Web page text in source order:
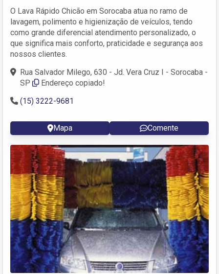
O Lava Rápido Chicão em Sorocaba atua no ramo de
lavagem, polimento e higienização de veículos, tendo
como grande diferencial atendimento personalizado, o
que significa mais conforto, praticidade e segurança aos
nossos clientes.
Rua Salvador Milego, 630 - Jd. Vera Cruz I - Sorocaba -
SP
Endereço copiado!
(15) 3222-9681
Mapa Comente